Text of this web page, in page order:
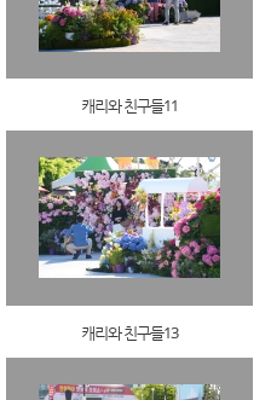
캐리와 친구들11
캐리와 친구들13